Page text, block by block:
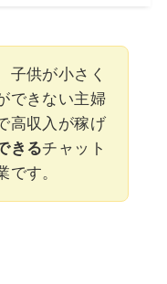
子供が小さく
できない主婦
高収入が稼げ
きるチャット
です。